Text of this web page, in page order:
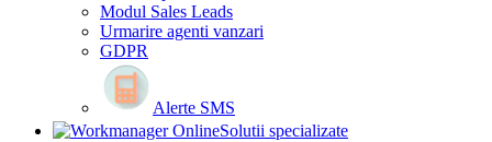
Modul Sales Leads
Urmarire agenti vanzari
GDPR
Alerte SMS
Solutii specializate